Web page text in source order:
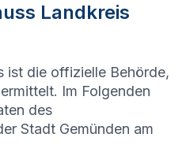
Landkreis
ist die offizielle Behörde,
Im Folgenden
des
Stadt Gemünden am